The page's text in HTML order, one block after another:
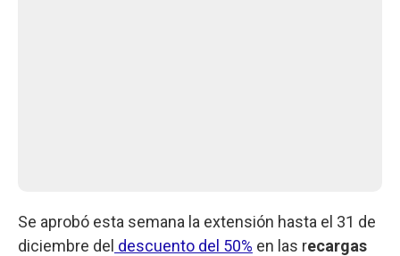
Se aprobó esta semana la extensión hasta el 31 de
diciembre del descuento del 50% en las recargas